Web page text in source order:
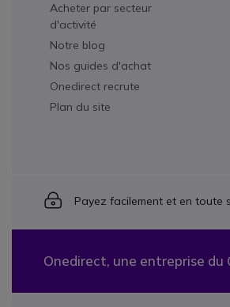
Acheter par secteur
d'activité
Notre blog
Nos guides d'achat
Onedirect recrute
Plan du site
Icon
Payez facilement et en toute
Onedirect, une entreprise du